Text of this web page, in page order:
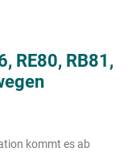
RE80, RB81,
kommt es ab